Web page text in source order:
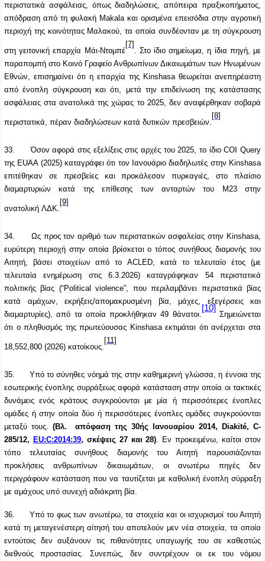
περιστατικά ασφάλειας, όπως διαδηλώσεις, απόπειρα πραξικοπήματος,
απόδραση από τη φυλακή Makalaκαι ορισμένα επεισόδια στην αγροτική
περιοχή της κοινότητας Μαλακού, τα οποία συνδέονταν με τη σύγκρουση
στη γειτονική επαρχία Μάι-Ντομπέ
[7]
. Στο ίδιο σημείωμα, η ίδια πηγή, με
παραπομπή στο Κοινό Γραφείο Ανθρωπίνων Δικαιωμάτων των Ηνωμένων
Εθνών, επισημαίνει ότι η επαρχία της Kinshasa θεωρείται ανεπηρέαστη
από ένοπλη σύγκρουση και ότι, μετά την επιδείνωση της κατάστασης
ασφάλειας στα ανατολικά της χώρας το 2025, δεν αναφέρθηκαν σοβαρά
περιστατικά, πέραν διαδηλώσεων κατά δυτικών πρεσβειών.
[8]
33.
Όσον αφορά στις εξελίξεις στις αρχές του 2025, το ίδιο COI Query
της EUAA (2025) καταγράφει ότι τον Ιανουάριο διαδηλωτές στην Kinshasa
επιτέθηκαν σε πρεσβείες και προκάλεσαν πυρκαγιές, στο πλαίσιο
διαμαρτυριών κατά της επίθεσης των ανταρτών του M23 στην
ανατολική ΛΔΚ.
[9]
34.
Ως προς τον αριθμό των περιστατικών ασφαλείας στην Kinshasa,
ευρύτερη περιοχή στην οποία βρίσκεται ο τόπος συνήθους διαμονής του
Αιτητή, βάσει στοιχείων από το ACLED, κατά το τελευταίο έτος (με
τελευταία ενημέρωση στις 6.3.2026) καταγράφηκαν 54 περιστατικά
πολιτικής βίας (“Political violence”, που περιλαμβάνει περιστατικά βίας
κατά αμάχων, εκρήξεις/απομακρυσμένη βία, μάχες, εξεγέρσεις και
διαμαρτυρίες), από τα οποία προκλήθηκαν 49 θάνατοι.
[10]
Σημειώνεται
ότι ο πληθυσμός της πρωτεύουσας Kinshasaεκτιμάται ότι ανέρχεται στα
18,552,800 (2026) κατοίκους.
[11]
35.
Υπό το σύνηθες νόημά της στην καθημερινή γλώσσα, η έννοια της
εσωτερικής ένοπλης συρράξεως αφορά κατάσταση στην οποία οι τακτικές
δυνάμεις ενός κράτους συγκρούονται με μία ή περισσότερες ένοπλες
ομάδες ή στην οποία δύο ή περισσότερες ένοπλες ομάδες συγκρούονται
μεταξύ τους. (Βλ. απόφαση της 30ής Ιανουαρίου 2014, Diakité, C-
285/12, EU:C:2014:39, σκέψεις 27 και 28) . Εν προκειμένω, καίτοι στον
τόπο τελευταίας συνήθους διαμονής του Αιτητή παρουσιάζονται
προκλήσεις ανθρωπίνων δικαιωμάτων, οι ανωτέρω πηγές δεν
περιγράφουν κατάσταση που να ταυτίζεται με καθολική ένοπλη σύρραξη
με αμάχους υπό συνεχή αδιάκριτη βία.
36.
Υπό το φως των ανωτέρω, τα στοιχεία και οι ισχυρισμοί του Αιτητή
κατά τη μεταγενέστερη αίτησή του αποτελούν μεν νέα στοιχεία, τα οποία
εντούτοις δεν αυξάνουν τις πιθανότητες υπαγωγής του σε καθεστώς
διεθνούς προστασίας. Συνεπώς, δεν συντρέχουν οι εκ του νόμου